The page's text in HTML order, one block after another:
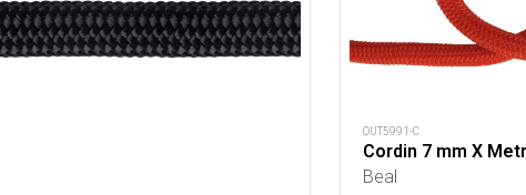
OUT5991-C
Cordin 7 mm X
Beal